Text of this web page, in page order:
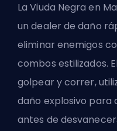
La Viuda Negra en
un dealer de daño
eliminar enemigos
combos estilizados.
golpear y correr,
daño explosivo para
antes de